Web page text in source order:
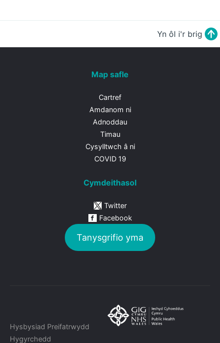
Yn ôl i'r brig
Map safle
Cartref
Amdanom ni
Adnoddau
Timau
Cysylltwch â ni
COVID 19
Cymdeithasol
Twitter
Facebook
Tanysgrifio yma
Hysbysiad Preifatrwydd
Hygyrchedd